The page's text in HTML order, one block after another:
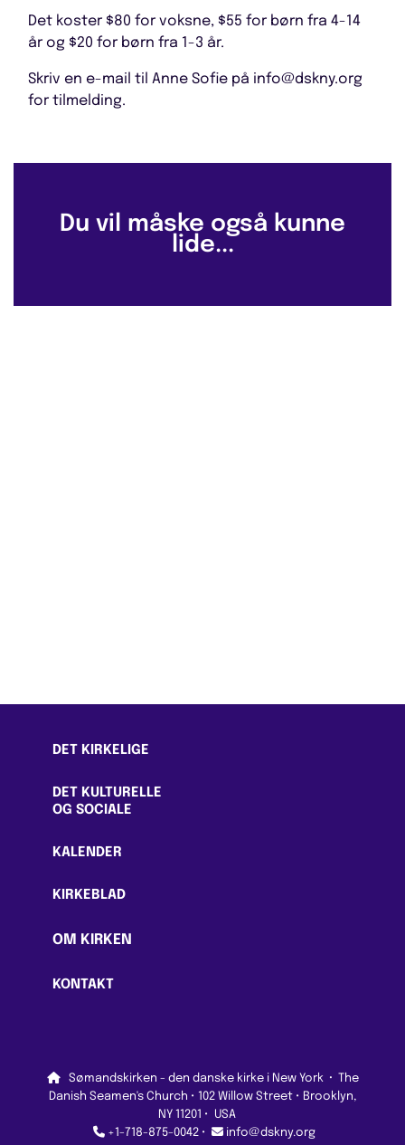
Det koster $80 for voksne, $55 for børn fra 4-14
år og $20 for børn fra 1-3 år.
Skriv en e-mail til Anne Sofie på info@dskny.org
for tilmelding.
Du vil måske også kunne
lide...
DET KIRKELIGE
DET KULTURELLE
OG SOCIALE
KALENDER
KIRKEBLAD
OM KIRKEN
KONTAKT
Sømandskirken - den danske kirke i New York · The
Danish Seamen's Church • 102 Willow Street • Brooklyn,
NY 11201 • USA
+1-718-875-0042 • info@dskny.org